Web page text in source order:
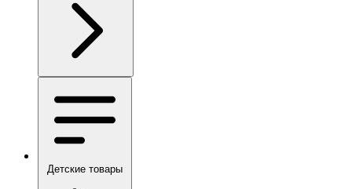
Детские товары